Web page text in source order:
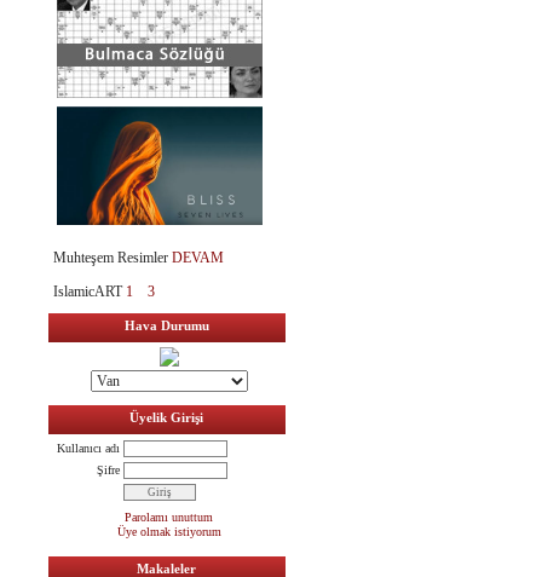
Muhteşem Resimler DEVAM
IslamicART 1 3
Hava Durumu
Üyelik Girişi
Kullanıcı adı
Şifre
Parolamı unuttum
Üye olmak istiyorum
Makaleler